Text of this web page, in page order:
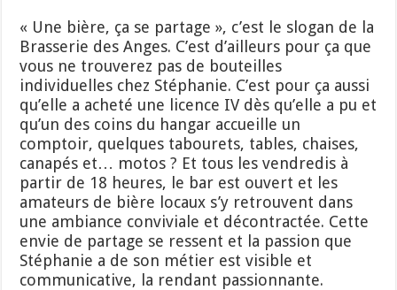
« Une bière, ça se partage », c’est le slogan de la
Brasserie des Anges. C’est d’ailleurs pour ça que
vous ne trouverez pas de bouteilles
individuelles chez Stéphanie. C’est pour ça aussi
qu’elle a acheté une licence IV dès qu’elle a pu et
qu’un des coins du hangar accueille un
comptoir, quelques tabourets, tables, chaises,
canapés et… motos ? Et tous les vendredis à
partir de 18 heures, le bar est ouvert et les
amateurs de bière locaux s’y retrouvent dans
une ambiance conviviale et décontractée. Cette
envie de partage se ressent et la passion que
Stéphanie a de son métier est visible et
communicative, la rendant passionnante.